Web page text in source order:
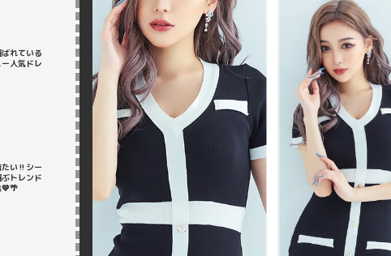
れている
人気ドレ
たい‼️シー
トレンド